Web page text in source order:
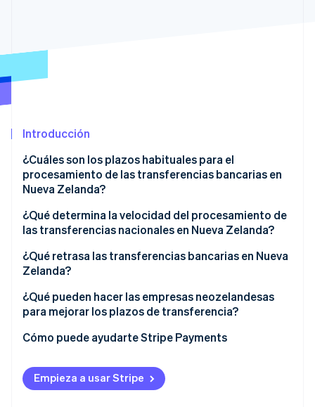
Atlas
Verificación de identidad en línea
Stripe Sessions 2026
Descubre cómo Stripe está construyendo la
Ver ahora
Introducción
¿Cuáles son los plazos habituales para el
procesamiento de las transferencias bancarias en
Nueva Zelanda?
¿Qué determina la velocidad del procesamiento de
las transferencias nacionales en Nueva Zelanda?
¿Qué bancos están involucrados?
Tiempo de respuesta del banco receptor
Métodos de pago
¿Qué retrasa las transferencias bancarias en Nueva
Zelanda?
¿Qué pueden hacer las empresas neozelandesas
para mejorar los plazos de transferencia?
Cómo puede ayudarte Stripe Payments
Empieza a usar Stripe